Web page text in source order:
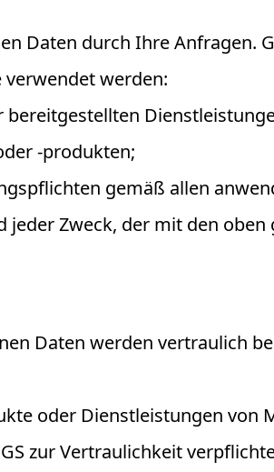
Daten durch Ihre Anfragen.
werden:
bereitgestellten
-produkten;
gemäß allen
jeder Zweck, der mit den
Daten werden vertraulich
oder Dienstleistungen von
zur Vertraulichkeit